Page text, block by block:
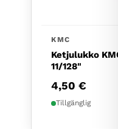
KMC
Ketjulukko
11/128"
4,50€
Tillgänglig